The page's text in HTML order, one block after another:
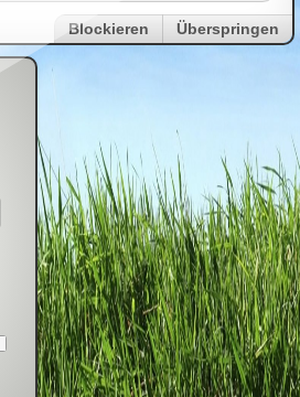
Blockieren Überspringen